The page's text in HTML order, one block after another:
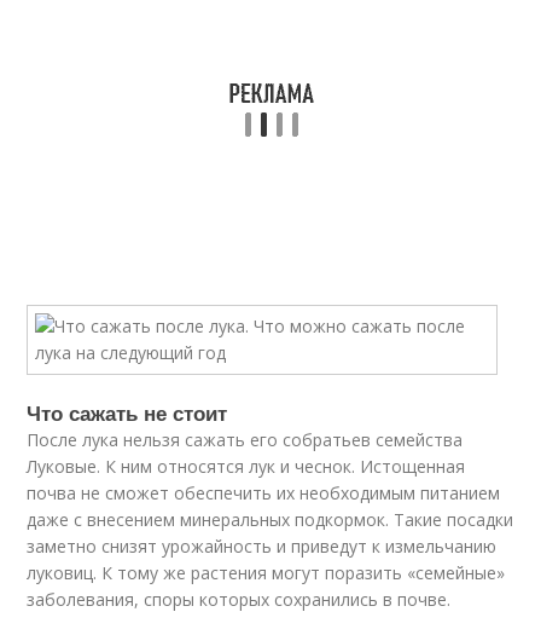
Что сажать не стоит
После лука нельзя сажать его собратьев семейства
Луковые. К ним относятся лук и чеснок. Истощенная
почва не сможет обеспечить их необходимым питанием
даже с внесением минеральных подкормок. Такие посадки
заметно снизят урожайность и приведут к измельчанию
луковиц. К тому же растения могут поразить «семейные»
заболевания, споры которых сохранились в почве.